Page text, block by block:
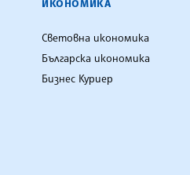
ИКОНОМИКА
Световна икономика
Българска икономика
Бизнес Куриер